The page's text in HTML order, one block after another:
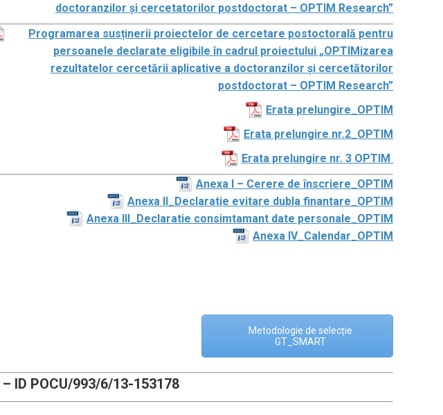
doctoranzilor și cercetatorilor postdoctorat – OPTIM Research”
Programarea susținerii proiectelor de cercetare postoctorală pentru
persoanele declarate eligibile în cadrul proiectului „OPTIMizarea
rezultatelor cercetării aplicative a doctoranzilor și cercetătorilor
postdoctorat – OPTIM Research”
Erata prelungire_OPTIM
Erata prelungire nr.2_OPTIM
Erata prelungire nr. 3 OPTIM
Anexa I – Cerere de înscriere_OPTIM
Anexa II_Declaratie evitare dubla finantare_OPTIM
Anexa III_Declaratie consimtamant date personale_OPTIM
Anexa IV_Calendar_OPTIM
Metodologie de selecție
GT_SMART
ID POCU/993/6/13-153178